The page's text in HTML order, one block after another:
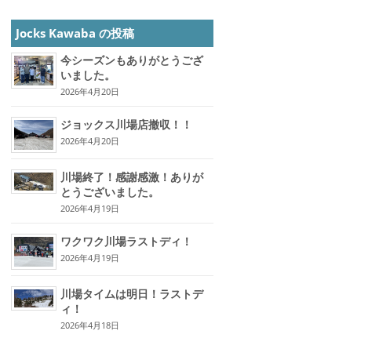
Jocks Kawaba の投稿
今シーズンもありがとうござ
いました。
2026年4月20日
ジョックス川場店撤収！！
2026年4月20日
川場終了！感謝感激！ありが
とうございました。
2026年4月19日
ワクワク川場ラストディ！
2026年4月19日
川場タイムは明日！ラストデ
ィ！
2026年4月18日